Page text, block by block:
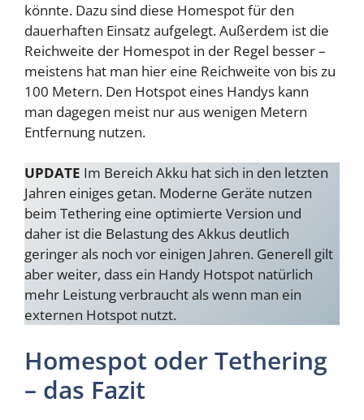
könnte. Dazu sind diese Homespot für den
dauerhaften Einsatz aufgelegt. Außerdem ist die
Reichweite der Homespot in der Regel besser –
meistens hat man hier eine Reichweite von bis zu
100 Metern. Den Hotspot eines Handys kann
man dagegen meist nur aus wenigen Metern
Entfernung nutzen.
UPDATE Im Bereich Akku hat sich in den letzten
Jahren einiges getan. Moderne Geräte nutzen
beim Tethering eine optimierte Version und
daher ist die Belastung des Akkus deutlich
geringer als noch vor einigen Jahren. Generell gilt
aber weiter, dass ein Handy Hotspot natürlich
mehr Leistung verbraucht als wenn man ein
externen Hotspot nutzt.
Homespot oder Tethering
– das Fazit